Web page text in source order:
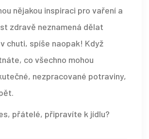
nějakou inspiraci pro vaření a
zdravě neznamená dělat
chuti, spíše naopak! Když
co všechno mohou
nezpracované potraviny,
přátelé, připravíte k jídlu?